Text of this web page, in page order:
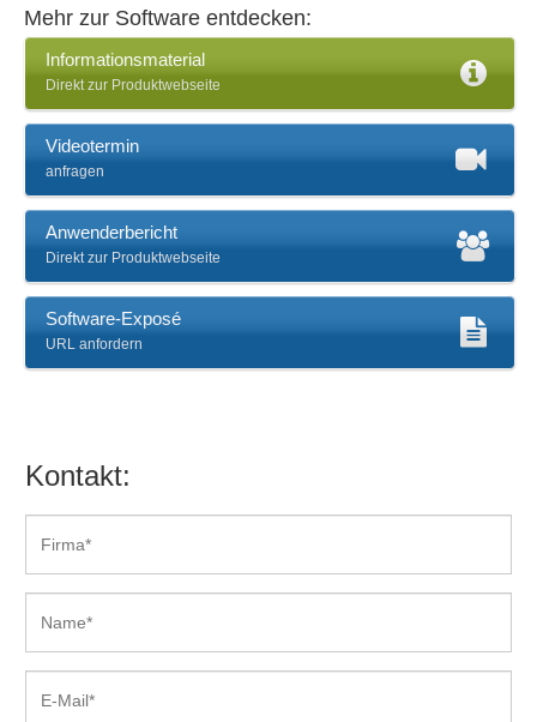
Mehr zur Software entdecken:
Informationsmaterial
Direkt zur Produktwebseite
Videotermin
anfragen
Anwenderbericht
Direkt zur Produktwebseite
Software-Exposé
URL anfordern
Kontakt: